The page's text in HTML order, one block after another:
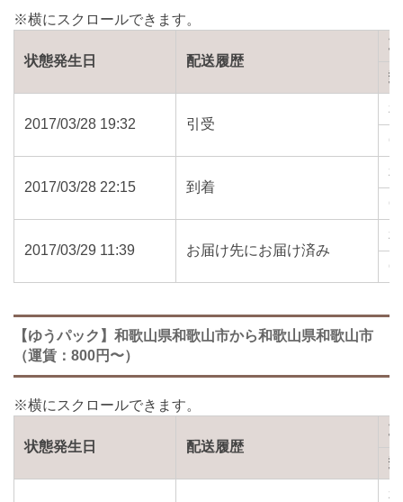
状態発生日 配送履歴
2017/03/28 19:32 引受
2017/03/28 22:15 到着
2017/03/29 11:39 お届け先にお届け済み
【ゆうパック】和歌山県和歌山市から和歌山県和歌山市
（運賃：800円〜）
状態発生日 配送履歴